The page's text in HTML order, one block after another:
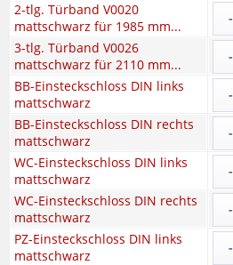
2-tlg. Türband V0020
mattschwarz für 1985 mm...
-
3-tlg. Türband V0026
mattschwarz für 2110 mm...
-
BB-Einsteckschloss DIN links
mattschwarz
-
BB-Einsteckschloss DIN rechts
mattschwarz
-
WC-Einsteckschloss DIN links
mattschwarz
-
WC-Einsteckschloss DIN rechts
mattschwarz
-
PZ-Einsteckschloss DIN links
mattschwarz
-